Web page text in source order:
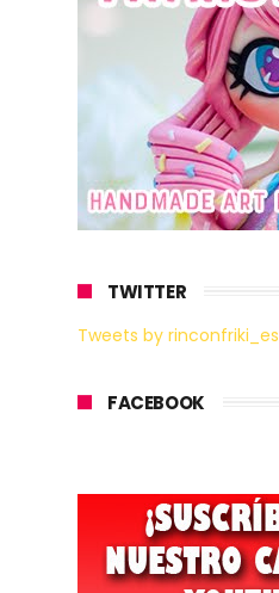
TWITTER
Tweets by rinconfriki_es
FACEBOOK